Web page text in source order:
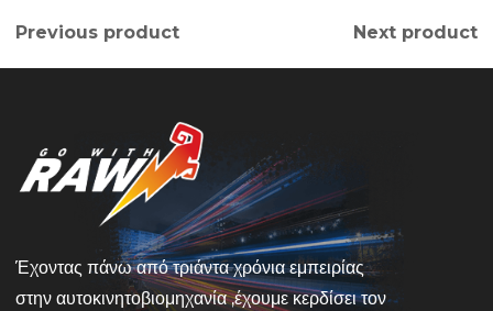
Previous product Next product
Έχοντας πάνω από τριάντα χρόνια εμπειρίας
στην αυτοκινητοβιομηχανία ,έχουμε κερδίσει τον